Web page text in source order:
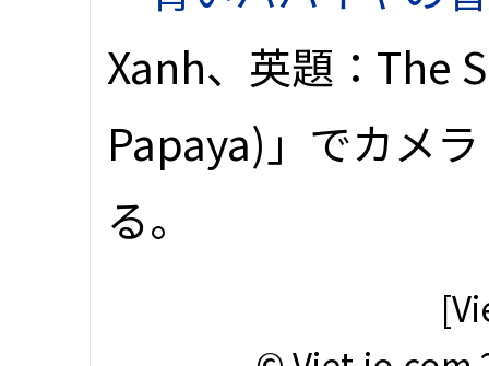
Xanh、英題：The
Papaya)」でカメ
る。